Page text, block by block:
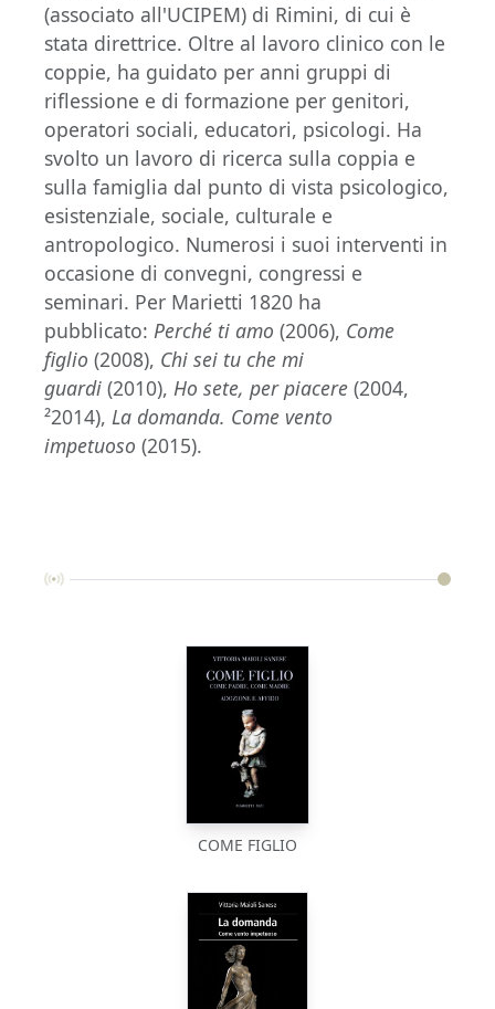
(associato all'UCIPEM) di Rimini, di cui è
stata direttrice. Oltre al lavoro clinico con le
coppie, ha guidato per anni gruppi di
riflessione e di formazione per genitori,
operatori sociali, educatori, psicologi. Ha
svolto un lavoro di ricerca sulla coppia e
sulla famiglia dal punto di vista psicologico,
esistenziale, sociale, culturale e
antropologico. Numerosi i suoi interventi in
occasione di convegni, congressi e
seminari. Per Marietti 1820 ha
pubblicato: Perché ti amo (2006), Come
figlio (2008), Chi sei tu che mi
guardi (2010), Ho sete, per piacere (2004,
²2014), La domanda. Come vento
impetuoso (2015).
COME FIGLIO